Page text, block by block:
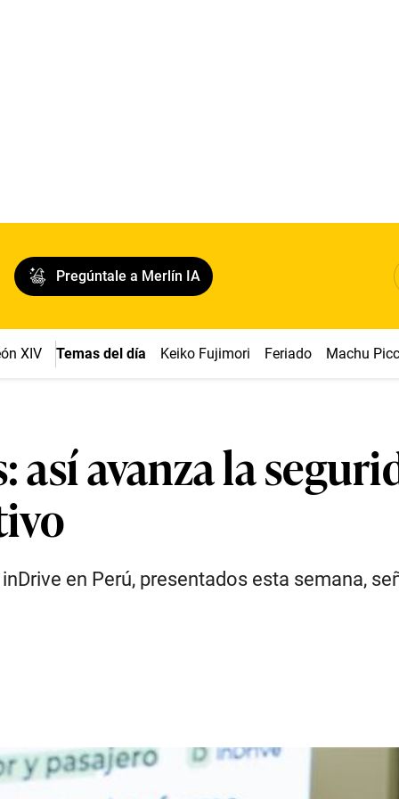
Pregúntale a Merlín IA
XIV Temas del día Keiko Fujimori Feriado Machu
avanza la
en Perú, presentados esta semana,